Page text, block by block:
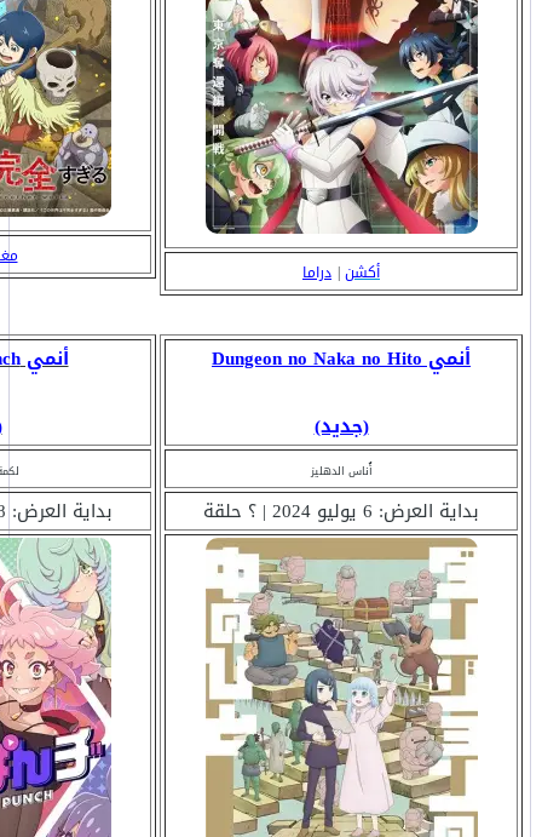
أكشن| دراما
أنمي Dungeon no Naka no Hito
(جديد)
أُناس الدهليز
بداية العرض: 6 يوليو 2024 | ؟ حلقة
أنمي Mayonaka Punch
بداية العرض: 8 يوليو 2024 | ؟ حلقة